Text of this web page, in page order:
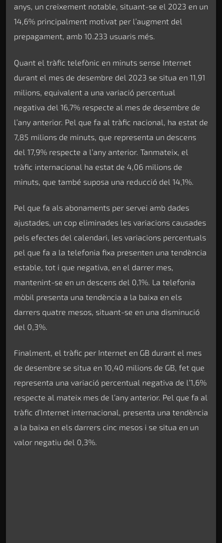
anys, un creixement notable, situant-se el 2023 en un
14,6% principalment motivat per l’augment del
prepagament, amb 10.233 usuaris més.
Quant el tràfic telefònic en minuts sense Internet
durant el mes de desembre del 2023 se situa en 11,91
milions, equivalent a una variació percentual
negativa del 16,7% respecte al mes de desembre de
l’any anterior. Pel que fa al tràfic nacional, ha estat de
7,85 milions de minuts, que representa un descens
del 17,9% respecte a l’any anterior. Tanmateix, el
tràfic internacional ha estat de 4,06 milions de
minuts, que també suposa una reducció del 14,1%.
Pel que fa als abonaments per servei amb dades
ajustades, un cop eliminades les variacions causades
pels efectes del calendari, les variacions percentuals
pel que fa a la telefonia fixa presenten una tendència
estable, tot i que negativa, en el darrer mes,
mantenint-se en un descens del 0,1%. La telefonia
mòbil presenta una tendència a la baixa en els
darrers quatre mesos, situant-se en una disminució
del 0,3%.
Finalment, el tràfic per Internet en GB durant el mes
de desembre se situa en 10,40 milions de GB, fet que
representa una variació percentual negativa de l’1,6%
respecte al mateix mes de l’any anterior. Pel que fa al
tràfic d’Internet internacional, presenta una tendència
a la baixa en els darrers cinc mesos i se situa en un
valor negatiu del 0,3%.